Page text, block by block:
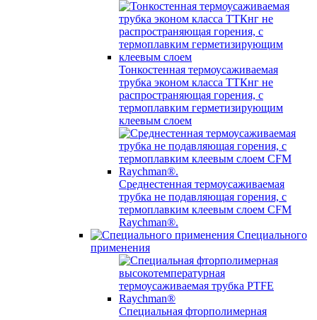
Тонкостенная термоусаживаемая
трубка эконом класса ТТКнг не
распространяющая горения, с
термоплавким герметизирующим
клеевым слоем
Среднестенная термоусаживаемая
трубка не подавляющая горения, с
термоплавким клеевым слоем CFM
Raychman®.
Специального
применения
Специальная фторполимерная